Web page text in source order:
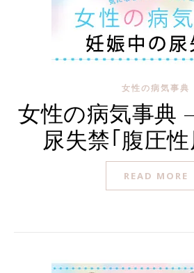
女性の病気事典
女性の病気事典
尿失禁｢腹圧
READ MORE